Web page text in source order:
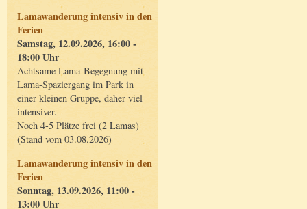
Lamawanderung intensiv in den
Ferien
Samstag, 12.09.2026, 16:00 -
18:00 Uhr
Achtsame Lama-Begegnung mit
Lama-Spaziergang im Park in
einer kleinen Gruppe, daher viel
intensiver.
Noch 4-5 Plätze frei (2 Lamas)
(Stand vom 03.08.2026)
Lamawanderung intensiv in den
Ferien
Sonntag, 13.09.2026, 11:00 -
13:00 Uhr